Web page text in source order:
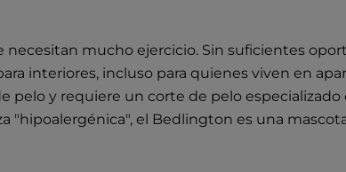
mucho ejercicio. Sin suficientes
interiores, incluso para quienes viven en
y requiere un corte de pelo
"hipoalergénica", el Bedlington es una